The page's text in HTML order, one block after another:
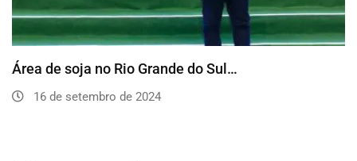
Área de soja no Rio Grande do Sul…
16 de setembro de 2024